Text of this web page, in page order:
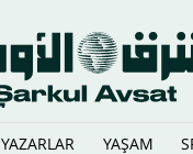
YAZARLAR YAŞAM